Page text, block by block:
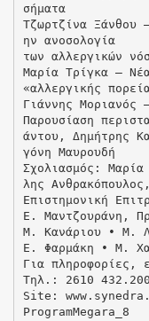
σήματα
Τζωρτζίνα Ξάνθου
ην ανοσολογία
των αλλεργικών
Μαρία Τρίγκα —
«αλλεργικής
Γιάννης Μοριανός
Παρουσίαση
άντου, Δημήτρης
γόνη Μαυρουδή
Σχολιασμός:
λης
Επιστημονική
Ε. Μαντζουράνη,
Μ. Κανάριου • Μ.
Ε. Φαρμάκη • Μ.
Για πληροφορίες,
Tηλ.: 2610
Site: